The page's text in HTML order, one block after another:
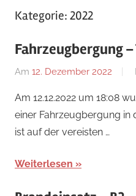
Wiesmath
Kategorie: 2022
Fahrzeugbergung –
Am 12. Dezember 2022
Am 12.12.2022 um 18:08
einer Fahrzeugbergung in
ist auf der vereisten …
Weiterlesen